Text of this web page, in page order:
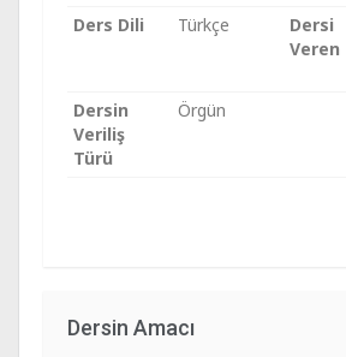
Ders Dili Türkçe
Dersi
Veren
Dersin
Veriliş
Türü
Örgün
Dersin Amacı